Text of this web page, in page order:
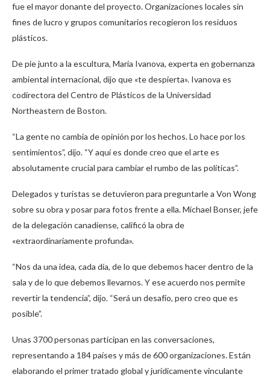
fue el mayor donante del proyecto. Organizaciones locales sin
fines de lucro y grupos comunitarios recogieron los residuos
plásticos.
De pie junto a la escultura, Maria Ivanova, experta en gobernanza
ambiental internacional, dijo que «te despierta». Ivanova es
codirectora del Centro de Plásticos de la Universidad
Northeastern de Boston.
“La gente no cambia de opinión por los hechos. Lo hace por los
sentimientos”, dijo. “Y aquí es donde creo que el arte es
absolutamente crucial para cambiar el rumbo de las políticas”.
Delegados y turistas se detuvieron para preguntarle a Von Wong
sobre su obra y posar para fotos frente a ella. Michael Bonser, jefe
de la delegación canadiense, calificó la obra de
«extraordinariamente profunda».
“Nos da una idea, cada día, de lo que debemos hacer dentro de la
sala y de lo que debemos llevarnos. Y ese acuerdo nos permite
revertir la tendencia”, dijo. “Será un desafío, pero creo que es
posible”.
Unas 3700 personas participan en las conversaciones,
representando a 184 países y más de 600 organizaciones. Están
elaborando el primer tratado global y jurídicamente vinculante